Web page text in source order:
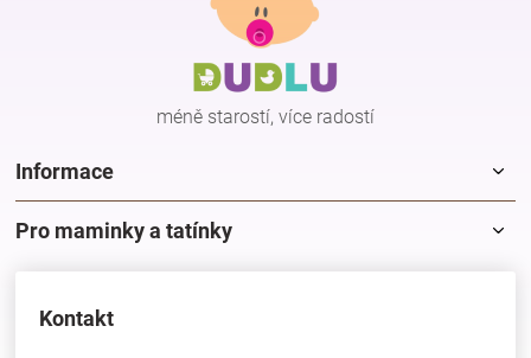
méně starostí, více radostí
Informace
Pro maminky a tatínky
Kontakt